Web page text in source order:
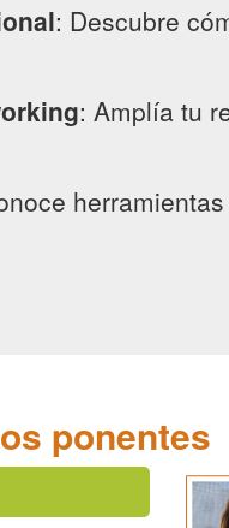
: Descubre
: Amplía tu
ponentes